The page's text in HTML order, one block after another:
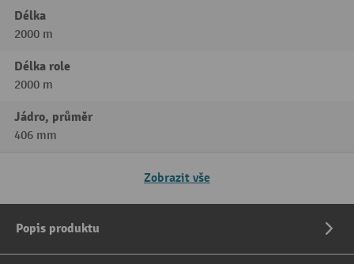
Délka
2000 m
Délka role
2000 m
Jádro, průměr
406 mm
Zobrazit vše
Popis produktu